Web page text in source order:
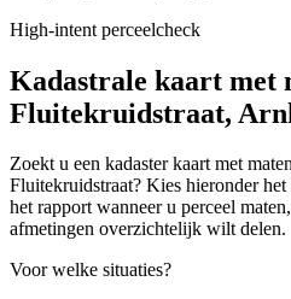
High-intent perceelcheck
Kadastrale kaart met
Fluitekruidstraat,
Zoekt u een kadaster kaart met
Fluitekruidstraat? Kies hieronder
het rapport wanneer u perceel
afmetingen overzichtelijk wilt delen.
Voor welke situaties?